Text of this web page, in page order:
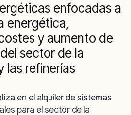
enfocadas a
energética,
y aumento de
sector de la
las refinerías
en el alquiler de sistemas
para el sector de la